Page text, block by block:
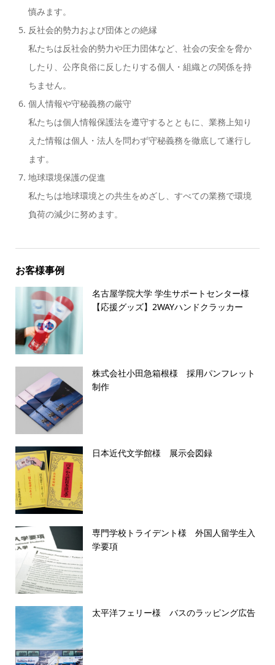
慎みます。
反社会的勢力および団体との絶縁
私たちは反社会的勢力や圧力団体など、社会の安全を脅か
したり、公序良俗に反したりする個人・組織との関係を持
ちません。
個人情報や守秘義務の厳守
私たちは個人情報保護法を遵守するとともに、業務上知り
えた情報は個人・法人を問わず守秘義務を徹底して遂行し
ます。
地球環境保護の促進
私たちは地球環境との共生をめざし、すべての業務で環境
負荷の減少に努めます。
お客様事例
名古屋学院大学 学生サポートセンター様
【応援グッズ】2WAYハンドクラッカー
株式会社小田急箱根様 採用パンフレット
制作
日本近代文学館様 展示会図録
専門学校トライデント様 外国人留学生入
学要項
太平洋フェリー様 バスのラッピング広告